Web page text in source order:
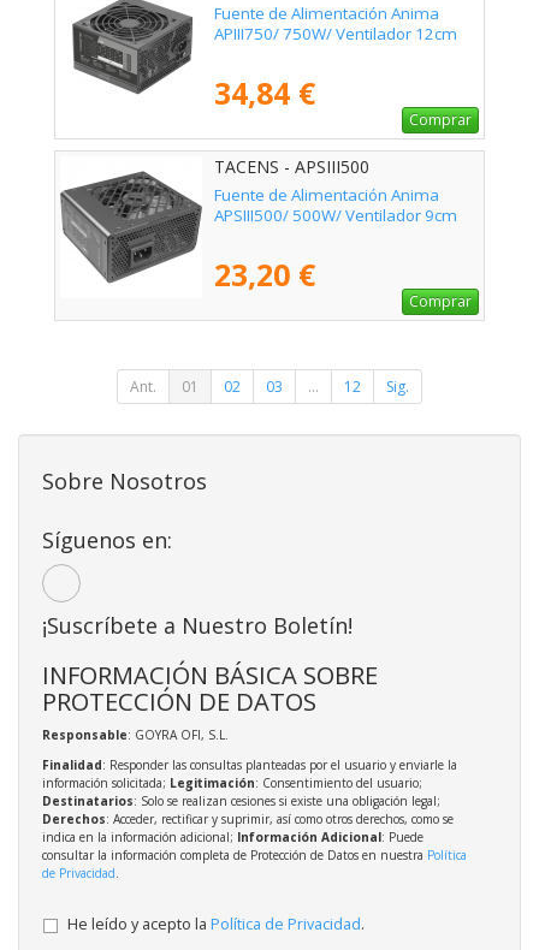
Fuente de Alimentación Anima
APIII750/ 750W/ Ventilador 12cm
34,84 €
Comprar
TACENS - APSIII500
Fuente de Alimentación Anima
APSIII500/ 500W/ Ventilador 9cm
23,20 €
Comprar
Ant. 01 02 03 ... 12 Sig.
Sobre Nosotros
Síguenos en:
¡Suscríbete a Nuestro Boletín!
INFORMACIÓN BÁSICA SOBRE
PROTECCIÓN DE DATOS
Responsable: GOYRA OFI, S.L.
Finalidad: Responder las consultas planteadas por el usuario y enviarle la
información solicitada; Legitimación: Consentimiento del usuario;
Destinatarios: Solo se realizan cesiones si existe una obligación legal;
Derechos: Acceder, rectificar y suprimir, así como otros derechos, como se
indica en la información adicional; Información Adicional: Puede
consultar la información completa de Protección de Datos en nuestra Política
de Privacidad.
He leído y acepto la Política de Privacidad.